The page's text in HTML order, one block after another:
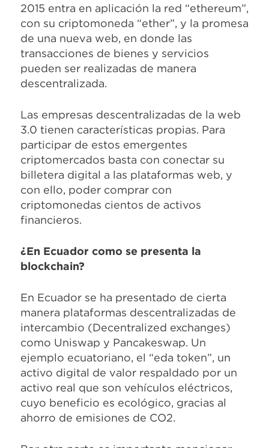
2015 entra en aplicación la red “ethereum”,
con su criptomoneda “ether”, y la promesa
de una nueva web, en donde las
transacciones de bienes y servicios
pueden ser realizadas de manera
descentralizada.
Las empresas descentralizadas de la web
3.0 tienen características propias. Para
participar de estos emergentes
criptomercados basta con conectar su
billetera digital a las plataformas web, y
con ello, poder comprar con
criptomonedas cientos de activos
financieros.
¿En Ecuador como se presenta la
blockchain?
En Ecuador se ha presentado de cierta
manera plataformas descentralizadas de
intercambio (Decentralized exchanges)
como Uniswap y Pancakeswap. Un
ejemplo ecuatoriano, el “eda token”, un
activo digital de valor respaldado por un
activo real que son vehículos eléctricos,
cuyo beneficio es ecológico, gracias al
ahorro de emisiones de CO2.